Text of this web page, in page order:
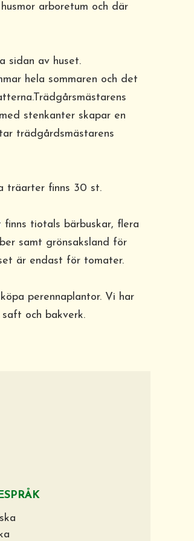
arboretum och där
sidan av huset.
hela sommaren och det
stenkanter skapar en
trädgårdsmästarens
träarter finns 30 st.
tiotals bärbuskar, flera
samt grönsaksland för
är endast för tomater.
perennaplantor. Vi har
och bakverk.